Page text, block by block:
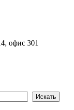
офис 301